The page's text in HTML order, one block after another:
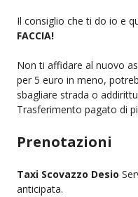
Il consiglio che ti do io e
FACCIA!
Non ti affidare al nuovo
per 5 euro in meno,
sbagliare strada o
Trasferimento pagato di
Prenotazioni
Taxi Scovazzo Desio
anticipata.